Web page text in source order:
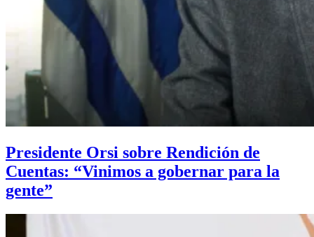
Presidente Orsi sobre Rendición de
Cuentas: “Vinimos a gobernar para la
gente”